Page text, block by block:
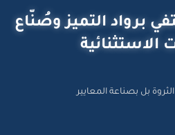
برواد التميز وصُنّاع
الاستثنائية
بل بصناعة المعايير